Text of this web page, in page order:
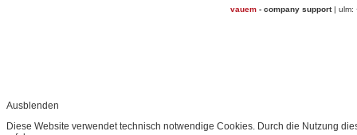
vauem - company support| ulm:
Ausblenden
Diese Website verwendet technisch notwendige Cookies. Durch die Nutzung